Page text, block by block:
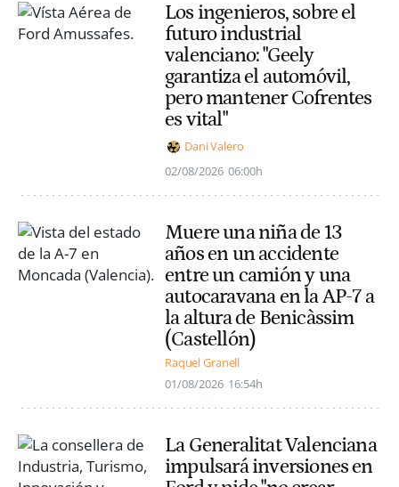
Los ingenieros, sobre el
futuro industrial
valenciano: "Geely
garantiza el automóvil,
pero mantener Cofrentes
es vital"
Dani Valero
02/08/2026 06:00h
Muere una niña de 13
años en un accidente
entre un camión y una
autocaravana en la AP-7 a
la altura de Benicàssim
(Castellón)
Raquel Granell
01/08/2026 16:54h
La Generalitat Valenciana
impulsará inversiones en